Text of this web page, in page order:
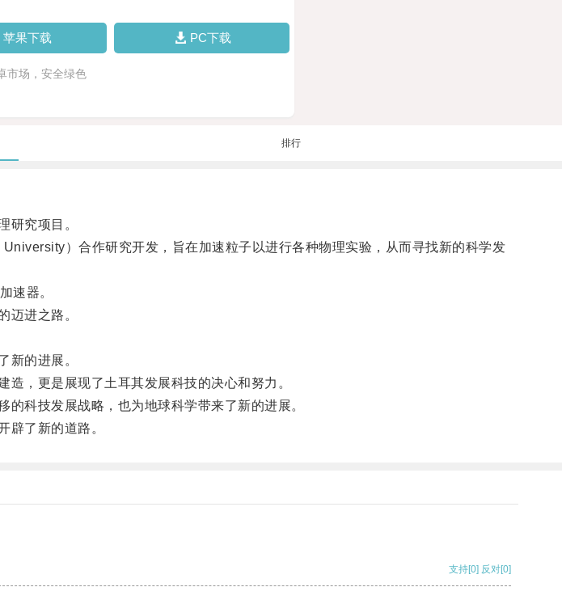
苹果下载 PC下载
市场，安全绿色
排行
究项目。
）合作研究开发，旨在加速粒子以进行各种物理实验，从而寻找新的科学发
速器。
进之路。
的进展。
，更是展现了土耳其发展科技的决心和努力。
科技发展战略，也为地球科学带来了新的进展。
了新的道路。
支持[0] 反对[0]